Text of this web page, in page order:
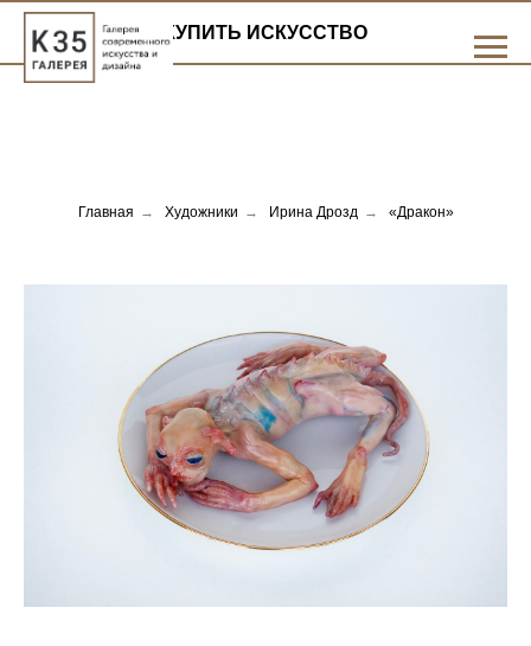
КУПИТЬ ИСКУССТВО
Главная → Художники → Ирина Дрозд → «Дракон»